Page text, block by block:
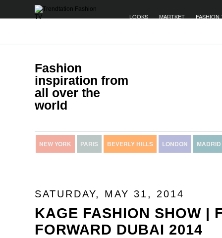
LOOKS MARTKET FASHION
Fashion
inspiration from
all over the
world
NEW YORK PARIS BEVERLY HILLS LONDON MADRID
SATURDAY, MAY 31, 2014
KAGE FASHION SHOW |
FORWARD DUBAI 2014